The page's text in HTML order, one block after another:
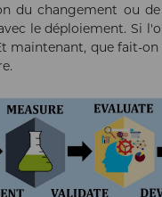
du changement ou
le déploiement. Si
maintenant, que fait-